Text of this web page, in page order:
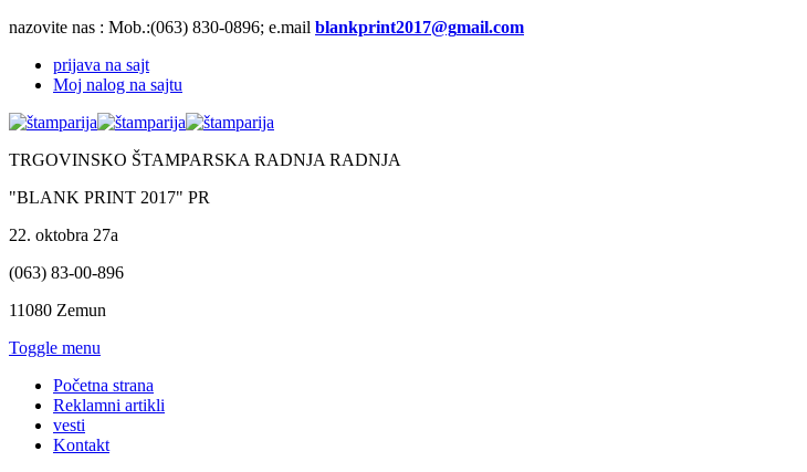
nazovite nas : Mob.:(063) 830-0896; e.mail
prijava na sajt
Moj nalog na sajtu
TRGOVINSKO ŠTAMPARSKA RADNJA RADNJA
"BLANK PRINT 2017" PR
22. oktobra 27a
(063) 83-00-896
11080 Zemun
Toggle menu
Početna strana
Reklamni artikli
vesti
Kontakt